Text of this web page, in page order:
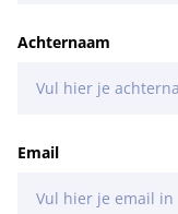
Achternaam
Email